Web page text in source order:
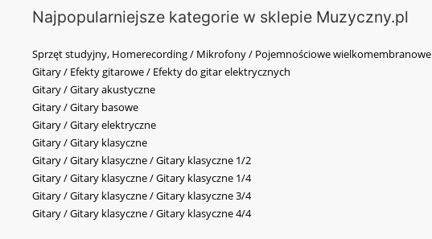
Najpopularniejsze kategorie w sklepie Muzyczny.pl
Sprzęt studyjny, Homerecording / Mikrofony / Pojemnościowe wielkomembranowe
Gitary / Efekty gitarowe / Efekty do gitar elektrycznych
Gitary / Gitary akustyczne
Gitary / Gitary basowe
Gitary / Gitary elektryczne
Gitary / Gitary klasyczne
Gitary / Gitary klasyczne / Gitary klasyczne 1/2
Gitary / Gitary klasyczne / Gitary klasyczne 1/4
Gitary / Gitary klasyczne / Gitary klasyczne 3/4
Gitary / Gitary klasyczne / Gitary klasyczne 4/4